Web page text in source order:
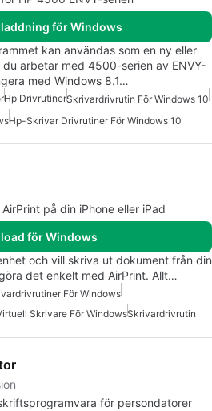
för Windows
kan användas som en ny eller
arbetar med 4500-serien av ENVY-
med Windows 8.1…
Hp DrivrutinerSkrivardrivrutin För Windows 10
Hp-Skrivar Drivrutiner För Windows 10
på din iPhone eller iPad
för Windows
och vill skriva ut dokument från din
det enkelt med AirPrint. Allt…
För Windows
Skrivare För WindowsSkrivardrivrutin
för persondatorer